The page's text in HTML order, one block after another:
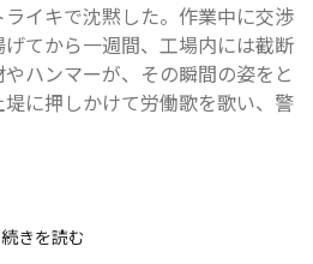
イキで沈黙した。作業中に交渉
てから一週間、工場内には截断
ハンマーが、その瞬間の姿をと
に押しかけて労働歌を歌い、警
続きを読む